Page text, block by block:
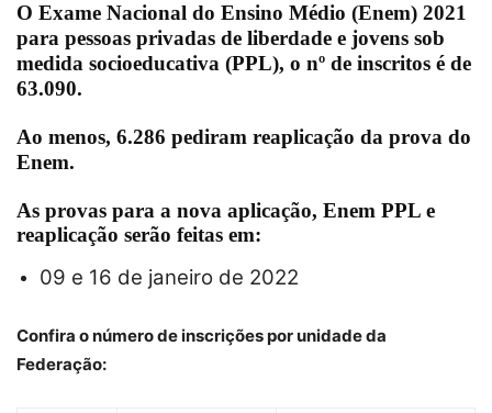
O Exame Nacional do Ensino Médio (Enem) 2021
para pessoas privadas de liberdade e jovens sob
medida socioeducativa (PPL), o nº de inscritos é de
63.090.
Ao menos, 6.286 pediram reaplicação da prova do
Enem.
As provas para a nova aplicação, Enem PPL e
reaplicação serão feitas em:
09 e 16 de janeiro de 2022
Confira o número de inscrições por unidade da
Federação: